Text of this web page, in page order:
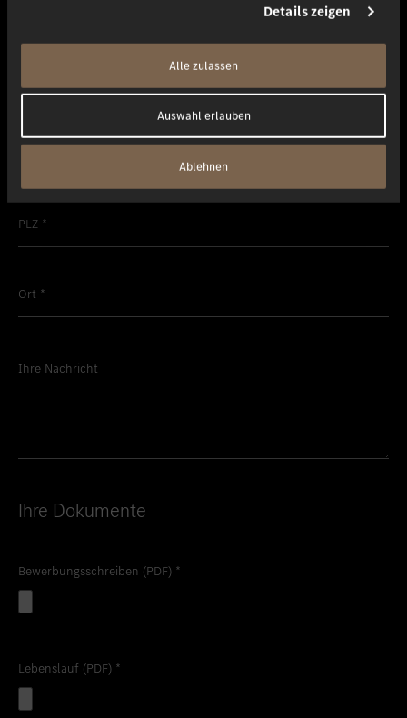
Details zeigen
Alle zulassen
Auswahl erlauben
Ablehnen
PLZ *
Ort *
Ihre Nachricht
Ihre Dokumente
Bewerbungsschreiben (PDF) *
Lebenslauf (PDF) *